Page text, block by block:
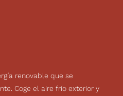
renovable que se
Coge el aire frío exterior y